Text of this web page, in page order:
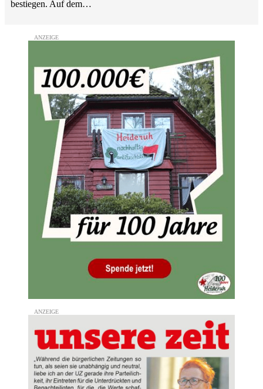
bestiegen. Auf dem…